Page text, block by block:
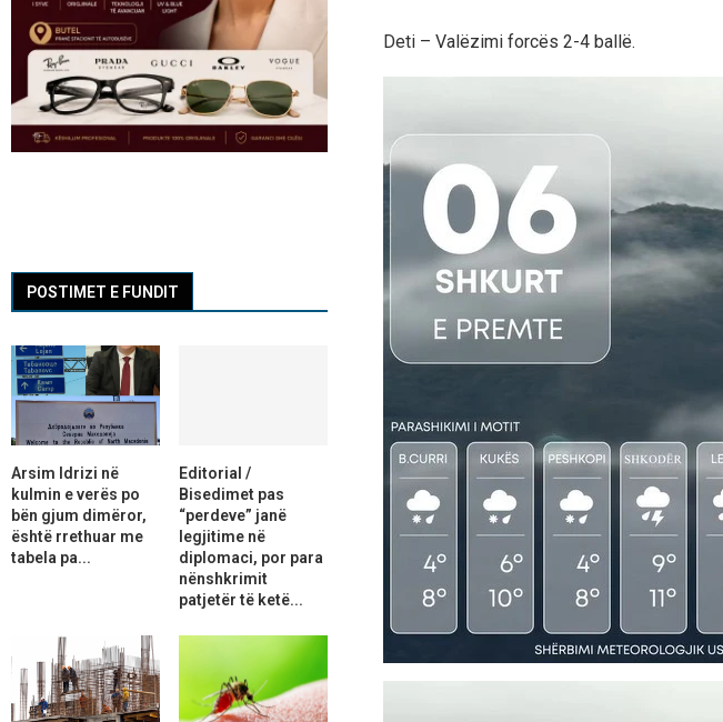
Deti – Valëzimi forcës 2-4 ballë.
POSTIMET E FUNDIT
Arsim Idrizi në
kulmin e verës po
bën gjum dimëror,
është rrethuar me
tabela pa...
Editorial /
Bisedimet pas
“perdeve” janë
legjitime në
diplomaci, por para
nënshkrimit
patjetër të ketë...